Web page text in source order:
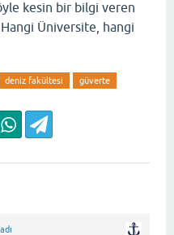
kesin bir bilgi veren
Üniversite, hangi
deniz fakültesi güverte